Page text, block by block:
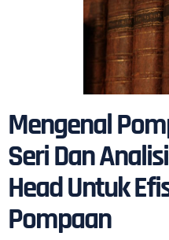
Mengenal
Seri Dan
Head Untuk
Pompaan